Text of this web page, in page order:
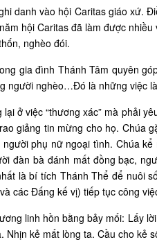
danh vào hội Caritas giáo xứ.
hội Caritas đã làm được
nghèo đói.
gia đình Thánh Tâm quyên
người nghèo…Đó là những việc
ở việc “thương xác” mà phải
giảng tin mừng cho họ. Chúa
phụ nữ ngoại tình. Chúa
đàn bà đánh mất đồng bạc,
là bí tích Thánh Thể để nuôi
các Đấng kế vị) tiếp tục công
linh hồn bằng bảy mối: Lấy
Nhịn kẻ mất lòng ta. Cầu cho